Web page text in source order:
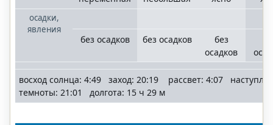
осадки,
явления
без осадков без осадков
без
осадков
восход солнца: 4:49 заход: 20:19 рассвет: 4:07
темноты: 21:01 долгота: 15 ч 29 м